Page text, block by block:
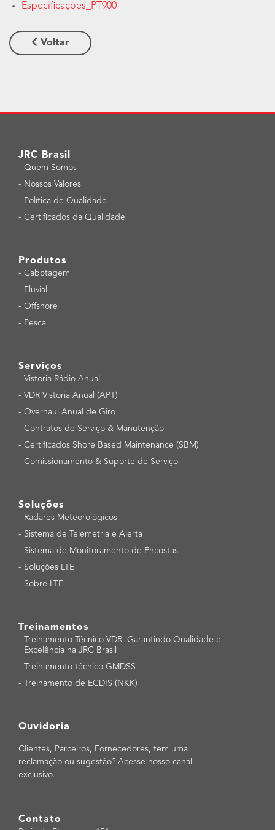
Especificações_PT900
Voltar
JRC Brasil
- Quem Somos
- Nossos Valores
- Política de Qualidade
- Certificados da Qualidade
Produtos
- Cabotagem
- Fluvial
- Offshore
- Pesca
Serviços
- Vistoria Rádio Anual
- VDR Vistoria Anual (APT)
- Overhaul Anual de Giro
- Contratos de Serviço & Manutenção
- Certificados Shore Based Maintenance (SBM)
- Comissionamento & Suporte de Serviço
Soluções
- Radares Meteorológicos
- Sistema de Telemetria e Alerta
- Sistema de Monitoramento de Encostas
- Soluções LTE
- Sobre LTE
Treinamentos
- Treinamento Técnico VDR: Garantindo Qualidade e
Excelência na JRC Brasil
- Treinamento técnico GMDSS
- Treinamento de ECDIS (NKK)
Ouvidoria
Clientes, Parceiros, Fornecedores, tem uma
reclamação ou sugestão? Acesse nosso canal
exclusivo.
Contato